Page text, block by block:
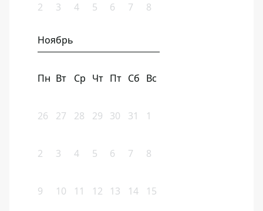
2 3 4 5 6 7 8
Ноябрь
Пн Вт Ср Чт Пт Сб Вс
26 27 28 29 30 31 1
2 3 4 5 6 7 8
9 10 11 12 13 14 15